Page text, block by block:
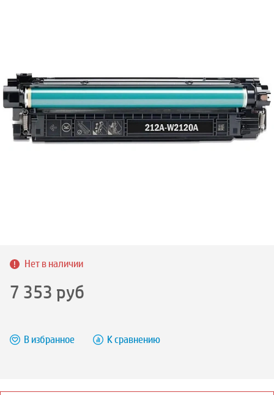
Нет в наличии
7 353 руб
В избранное К сравнению